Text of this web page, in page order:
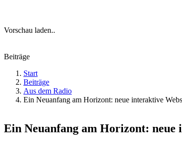
Vorschau laden..
Beiträge
Start
Beiträge
Aus dem Radio
Ein Neuanfang am Horizont: neue interaktive
Ein Neuanfang am Horizont: neue